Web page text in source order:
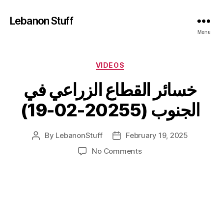
Lebanon Stuff
Menu
Categories
VIDEOS
خسائر القطاع الزراعي في
الجنوب (20255-02-19)
Post
By LebanonStuff
PostFebruary 19, 2025
No Commentson